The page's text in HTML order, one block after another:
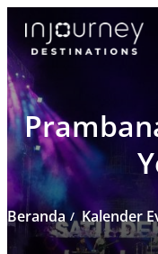
Cari
untuk:
Beranda Kalender